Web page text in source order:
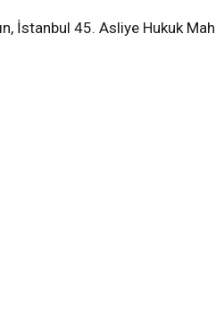
İstanbul 45. Asliye Hukuk